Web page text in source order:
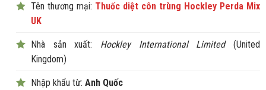
từ
đến
Tên thương mại: Thuốc diệt côn trùng Hockley Perda Mix
UK
Nhà sản xuất: Hockley International Limited(United
Kingdom)
Nhập khẩu từ: Anh Quốc